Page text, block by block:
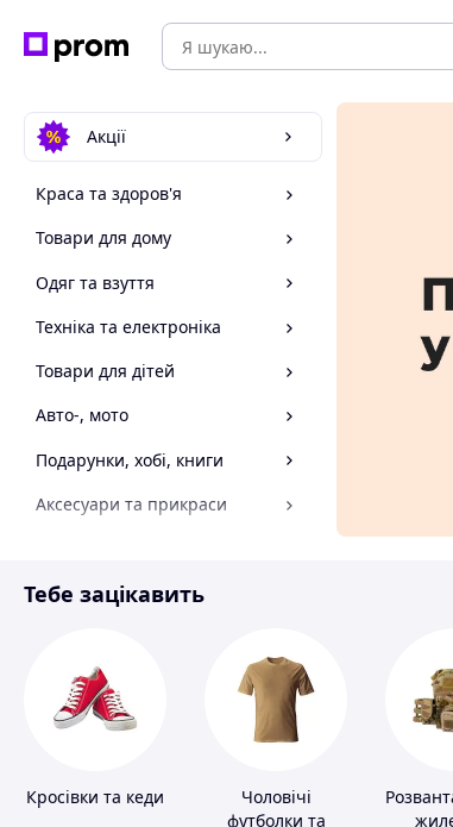
Акції
Краса та здоров'я
Товари для дому
Одяг та взуття
Техніка та електроніка
Товари для дітей
Авто-, мото
Подарунки, хобі, книги
Аксесуари та прикраси
Спорт і відпочинок
Тебе зацікавить
Кросівки та кеди
Чоловічі
футболки та